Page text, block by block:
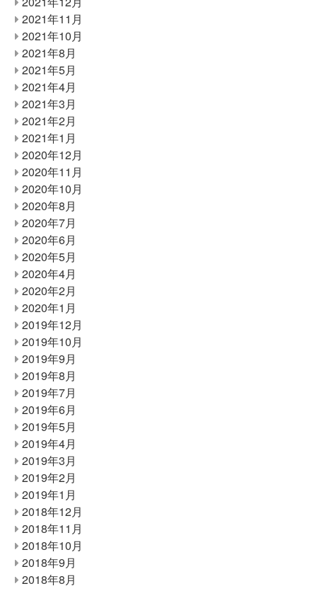
2021年11月
2021年10月
2021年8月
2021年5月
2021年4月
2021年3月
2021年2月
2021年1月
2020年12月
2020年11月
2020年10月
2020年8月
2020年7月
2020年6月
2020年5月
2020年4月
2020年2月
2020年1月
2019年12月
2019年10月
2019年9月
2019年8月
2019年7月
2019年6月
2019年5月
2019年4月
2019年3月
2019年2月
2019年1月
2018年12月
2018年11月
2018年10月
2018年9月
2018年8月